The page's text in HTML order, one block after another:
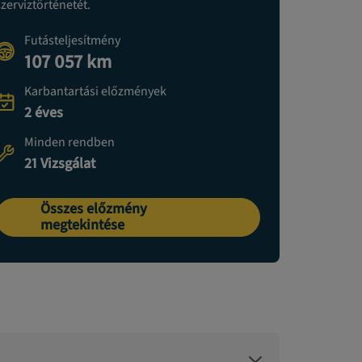
Futásteljesítmény
107 057 km
Karbantartási előzmények
2 éves
Minden rendben
21 Vizsgálat
Összes előzmény
megtekintése